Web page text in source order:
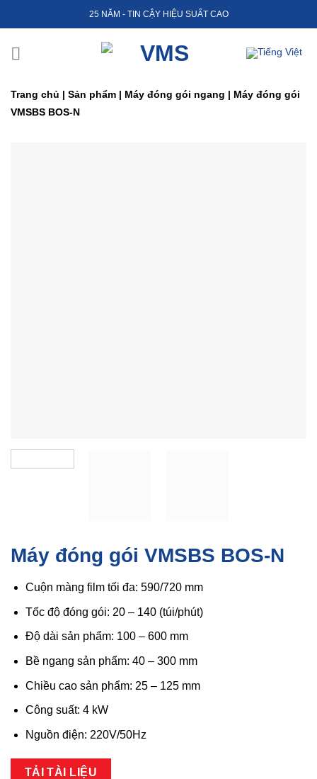
to
25 NĂM - TIN CẬY HIỆU SUẤT CAO
Trang chủ | Sản phẩm | Máy đóng gói ngang | Máy đóng gói
VMSBS BOS-N
Máy đóng gói VMSBS BOS-N
Cuộn màng film tối đa: 590/720 mm
Tốc độ đóng gói: 20 – 140 (túi/phút)
Độ dài sản phẩm: 100 – 600 mm
Bề ngang sản phẩm: 40 – 300 mm
Chiều cao sản phẩm: 25 – 125 mm
Công suất: 4 kW
Nguồn điện: 220V/50Hz
TẢI TÀI LIỆU